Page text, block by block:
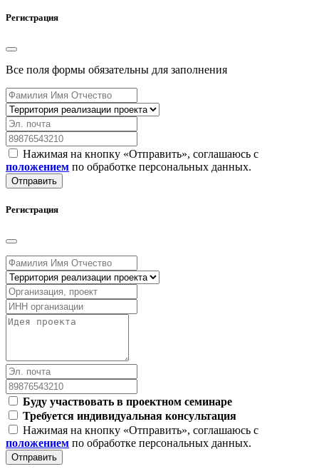
Регистрация
Все поля формы обязательны для заполнения
Нажимая на кнопку «Отправить», соглашаюсь с
положением по обработке персональных данных.
Отправить
Регистрация
Буду участвовать в проектном семинаре
Требуется индивидуальная консультация
Нажимая на кнопку «Отправить», соглашаюсь с
положением по обработке персональных данных.
Отправить